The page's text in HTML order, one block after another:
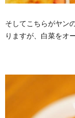
そしてこちらがヤン
りますが、白菜をオ